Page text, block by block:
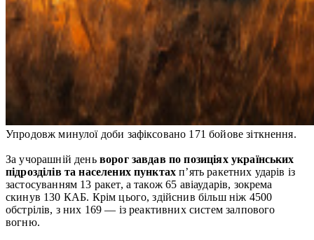
Упродовж минулої доби зафіксовано 171 бойове зіткнення.
За учорашній день ворог завдав по позиціях українських
підрозділів та населених пунктах п’ять ракетних ударів із
застосуванням 13 ракет, а також 65 авіаударів, зокрема
скинув 130 КАБ. Крім цього, здійснив більш ніж 4500
обстрілів, з них 169 — із реактивних систем залпового
вогню.